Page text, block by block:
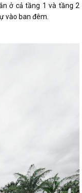
ở cả tầng 1 và tầng 2
vào ban đêm.